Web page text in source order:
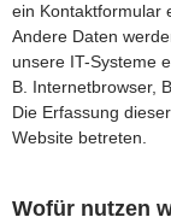
ein Kontaktformular
Andere Daten
unsere IT-Systeme
B. Internetbrowser,
Die Erfassung
Website betreten.
Wofür nutzen